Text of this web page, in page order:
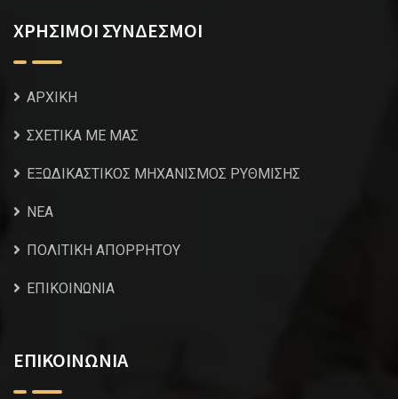
ΧΡΗΣΙΜΟΙ ΣΥΝΔΕΣΜΟΙ
ΑΡΧΙΚΗ
ΣΧΕΤΙΚΑ ΜΕ ΜΑΣ
ΕΞΩΔΙΚΑΣΤΙΚΟΣ ΜΗΧΑΝΙΣΜΟΣ ΡΥΘΜΙΣΗΣ
NEA
ΠΟΛΙΤΙΚΗ ΑΠΟΡΡΗΤΟΥ
ΕΠΙΚΟΙΝΩΝΙΑ
ΕΠΙΚΟΙΝΩΝΙΑ